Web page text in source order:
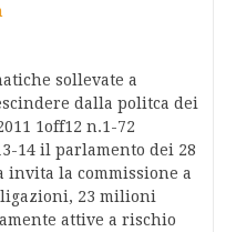
sollevate a
dalla politca dei
1off12 n.1-72
14 il parlamento dei 28
la commissione a
23 milioni
attive a rischio